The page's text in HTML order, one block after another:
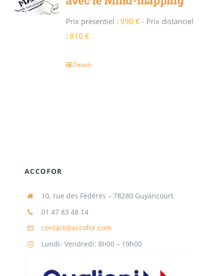
Prix présentiel : 990 € - Prix distanciel
: 810 €
Details
ACCOFOR
10, rue des Fédérés – 78280 Guyancourt
01 47 83 48 14
contact@accofor.com
Lundi- Vendredi: 8h00 – 19h00